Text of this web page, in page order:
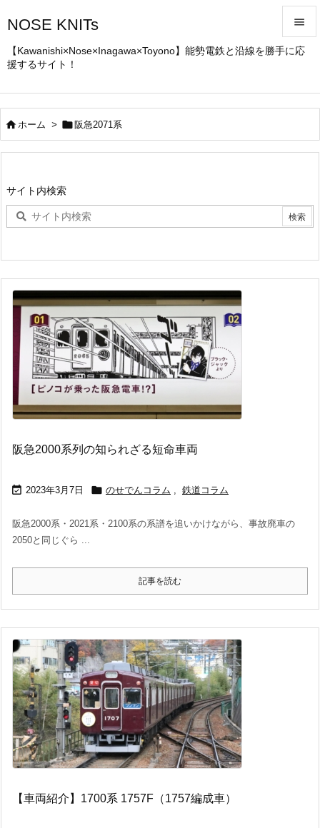
NOSE KNITs
【Kawanishi×Nose×Inagawa×Toyono】能勢電鉄と沿線を勝手に応
援するサイト！


前へ
検索
ホーム >  阪急2071系
サイト内検索
阪急2000系列の知られざる短命車両
 2023年3月7日  のせでんコラム , 鉄道コラム
阪急2000系・2021系・2100系の系譜を追いかけながら、事故廃車の
2050と同じぐら ...
記事を読む
【車両紹介】1700系 1757F（1757編成車）